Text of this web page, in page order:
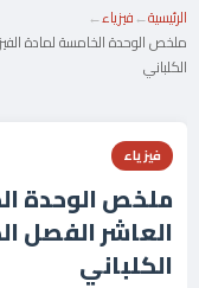
الرئيسية←فيزياء←
ملخص الوحدة الخامسة لمادة
الكلباني
فيزياء
ملخص الوحدة
العاشر الفصل
الكلباني